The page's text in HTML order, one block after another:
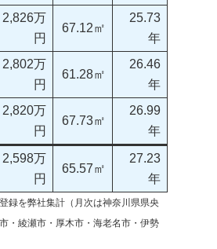
2,826万
円
67.12㎡
25.73
年
2,802万
円
61.28㎡
26.46
年
2,820万
円
67.73㎡
26.99
年
2,598万
円
65.57㎡
27.23
年
録を弊社集計（月次は神奈川県県央
・綾瀬市・厚木市・海老名市・伊勢